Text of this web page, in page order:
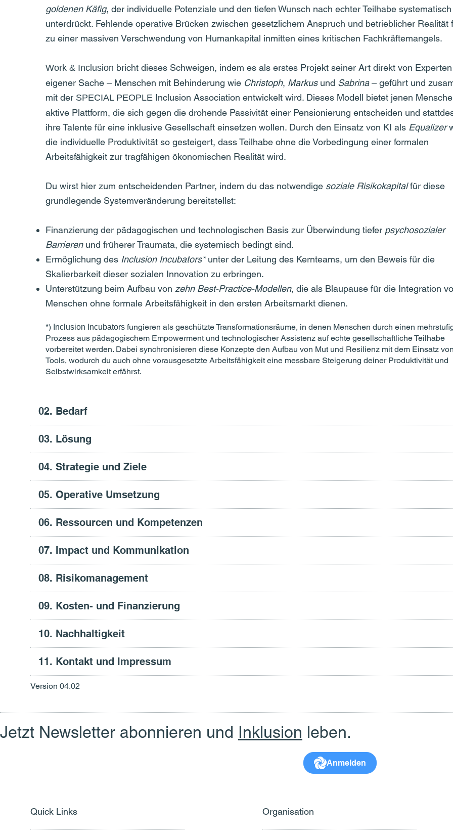
goldenen Käfig, der individuelle Potenziale und den tiefen Wunsch nach echter Teilhabe systematisch
unterdrückt. Fehlende operative Brücken zwischen gesetzlichem Anspruch und betrieblicher Realität
zu einer massiven Verschwendung von Humankapital inmitten eines kritischen Fachkräftemangels.
Work & Inclusion bricht dieses Schweigen, indem es als erstes Projekt seiner Art direkt von
eigener Sache – Menschen mit Behinderung wie Christoph, Markusund Sabrina– geführt und
mit der SPECIAL PEOPLE Inclusion Association entwickelt wird. Dieses Modell bietet jenen
aktive Plattform, die sich gegen die drohende Passivität einer Pensionierung entscheiden und
ihre Talente für eine inklusive Gesellschaft einsetzen wollen. Durch den Einsatz von KI als Equalizer
die individuelle Produktivität so gesteigert, dass Teilhabe ohne die Vorbedingung einer formalen
Arbeitsfähigkeit zur tragfähigen ökonomischen Realität wird.
Du wirst hier zum entscheidenden Partner, indem du das notwendige soziale Risikokapitalfür diese
grundlegende Systemveränderung bereitstellst:
Finanzierung der pädagogischen und technologischen Basis zur Überwindung tiefer psychosozialer
Barrierenund früherer Traumata, die systemisch bedingt sind.
Ermöglichung des Inclusion Incubators*unter der Leitung des Kernteams, um den Beweis für die
Skalierbarkeit dieser sozialen Innovation zu erbringen.
Unterstützung beim Aufbau von zehn Best-Practice-Modellen, die als Blaupause für die Integration
Menschen ohne formale Arbeitsfähigkeit in den ersten Arbeitsmarkt dienen.
*) Inclusion Incubators fungieren als geschützte Transformationsräume, in denen Menschen durch einen
Prozess aus pädagogischem Empowerment und technologischer Assistenz auf echte gesellschaftliche Teilhabe
vorbereitet werden. Dabei synchronisieren diese Konzepte den Aufbau von Mut und Resilienz mit dem Einsatz
Tools, wodurch du auch ohne vorausgesetzte Arbeitsfähigkeit eine messbare Steigerung deiner Produktivität und
Selbstwirksamkeit erfährst.
02. Bedarf
03. Lösung
04. Strategie und Ziele
05. Operative Umsetzung
06. Ressourcen und Kompetenzen
07. Impact und Kommunikation
08. Risikomanagement
09. Kosten- und Finanzierung
10. Nachhaltigkeit
11. Kontakt und Impressum
Version 04.02
Jetzt Newsletter abonnieren und Inklusion leben.
Anmelden
Quick Links Organisation